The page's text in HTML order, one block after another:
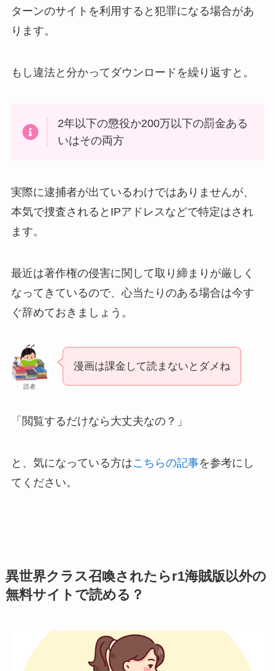
ターンのサイトを利用すると犯罪になる場合があ
ります。
もし違法と分かってダウンロードを繰り返すと。
2年以下の懲役か200万以下の罰金ある
いはその両方
実際に逮捕者が出ているわけではありませんが、
本気で捜査されるとIPアドレスなどで特定はされ
ます。
最近は著作権の侵害に関して取り締まりが厳しく
なってきているので、心当たりのある場合は今す
ぐ辞めておきましょう。
読者
漫画は課金して読まないとダメね
「閲覧するだけなら大丈夫なの？」
と、気になっている方はこちらの記事を参考にし
てください。
異世界クラス召喚されたらr1海賊版以外の
無料サイトで読める？